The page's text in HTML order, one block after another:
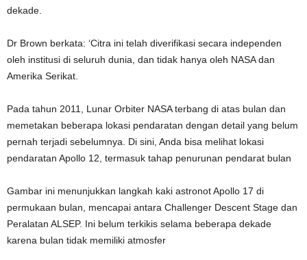
dekade.
Dr Brown berkata: ‘Citra ini telah diverifikasi secara independen
oleh institusi di seluruh dunia, dan tidak hanya oleh NASA dan
Amerika Serikat.
Pada tahun 2011, Lunar Orbiter NASA terbang di atas bulan dan
memetakan beberapa lokasi pendaratan dengan detail yang belum
pernah terjadi sebelumnya. Di sini, Anda bisa melihat lokasi
pendaratan Apollo 12, termasuk tahap penurunan pendarat bulan
Gambar ini menunjukkan langkah kaki astronot Apollo 17 di
permukaan bulan, mencapai antara Challenger Descent Stage dan
Peralatan ALSEP. Ini belum terkikis selama beberapa dekade
karena bulan tidak memiliki atmosfer